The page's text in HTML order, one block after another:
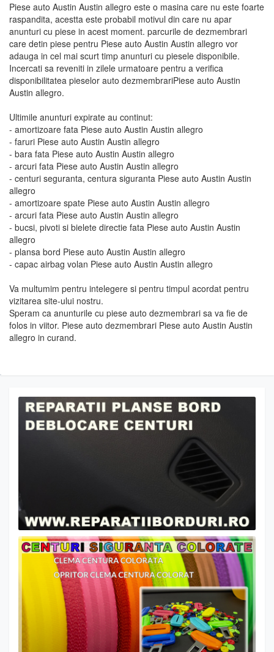
Piese auto Austin Austin allegro este o masina care nu este foarte
raspandita, acestta este probabil motivul din care nu apar
anunturi cu piese in acest moment. parcurile de dezmembrari
care detin piese pentru Piese auto Austin Austin allegro vor
adauga in cel mai scurt timp anunturi cu piesele disponibile.
Incercati sa reveniti in zilele urmatoare pentru a verifica
disponibilitatea pieselor auto dezmembrariPiese auto Austin
Austin allegro.
Ultimile anunturi expirate au continut:
- amortizoare fata Piese auto Austin Austin allegro
- faruri Piese auto Austin Austin allegro
- bara fata Piese auto Austin Austin allegro
- arcuri fata Piese auto Austin Austin allegro
- centuri seguranta, centura siguranta Piese auto Austin Austin
allegro
- amortizoare spate Piese auto Austin Austin allegro
- arcuri fata Piese auto Austin Austin allegro
- bucsi, pivoti si bielete directie fata Piese auto Austin Austin
allegro
- plansa bord Piese auto Austin Austin allegro
- capac airbag volan Piese auto Austin Austin allegro
Va multumim pentru intelegere si pentru timpul acordat pentru
vizitarea site-ului nostru.
Speram ca anunturile cu piese auto dezmembrari sa va fie de
folos in viitor. Piese auto dezmembrari Piese auto Austin Austin
allegro in curand.